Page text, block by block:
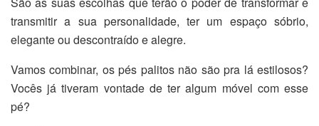
transmitir a sua personalidade, ter um espaço sóbrio,
elegante ou descontraído e alegre.
Vamos combinar, os pés palitos não são pra lá estilosos?
Vocês já tiveram vontade de ter algum móvel com esse
pé?